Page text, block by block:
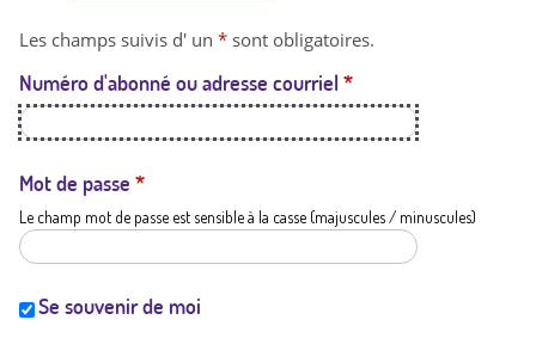
t
a
t
i
Les champs suivis d' un * sont obligatoires.
Numéro d'abonné ou adresse courriel *
Mot de passe *
Le champ mot de passe est sensible à la casse (majuscules / minuscules)
Se souvenir de moi